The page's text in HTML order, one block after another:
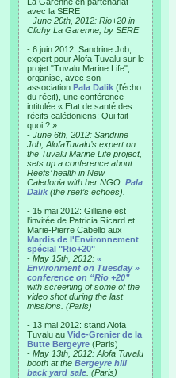
avec la SERE
- June 20th, 2012: Rio+20 in
Clichy La Garenne, by SERE
- 6 juin 2012: Sandrine Job,
expert pour Alofa Tuvalu sur le
projet "Tuvalu Marine Life",
organise, avec son
association Pala Dalik (l’écho
du récif), une conférence
intitulée « Etat de santé des
récifs calédoniens: Qui fait
quoi ? »
- June 6th, 2012: Sandrine
Job, AlofaTuvalu’s expert on
the Tuvalu Marine Life project,
sets up a conference about
Reefs’ health in New
Caledonia with her NGO: Pala
Dalik (the reef’s echoes).
- 15 mai 2012: Gilliane est
l'invitée de Patricia Ricard et
Marie-Pierre Cabello aux
Mardis de l'Environnement
spécial "Rio+20"
- May 15th, 2012: «
Environment on Tuesday »
conference on “Rio +20”
with screening of some of the
video shot during the last
missions. (Paris)
- 13 mai 2012: stand Alofa
Tuvalu au Vide-Grenier de la
Butte Bergeyre (Paris)
- May 13th, 2012: Alofa Tuvalu
booth at the Bergeyre hill
back yard sale . (Paris)